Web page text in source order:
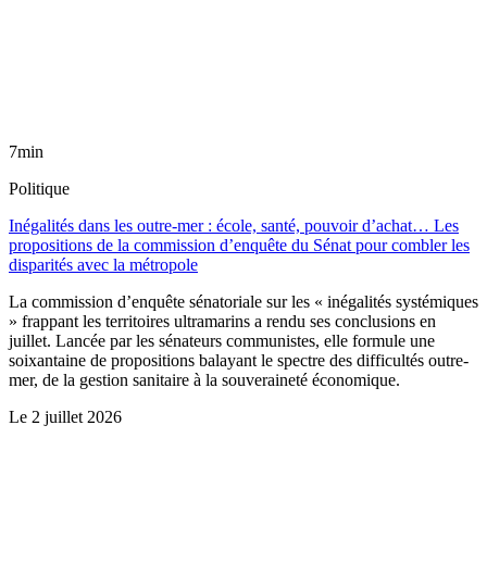
7min
Politique
Inégalités dans les outre-mer : école, santé, pouvoir d’achat… Les
propositions de la commission d’enquête du Sénat pour combler les
disparités avec la métropole
La commission d’enquête sénatoriale sur les « inégalités systémiques
» frappant les territoires ultramarins a rendu ses conclusions en
juillet. Lancée par les sénateurs communistes, elle formule une
soixantaine de propositions balayant le spectre des difficultés outre-
mer, de la gestion sanitaire à la souveraineté économique.
Le 2 juillet 2026